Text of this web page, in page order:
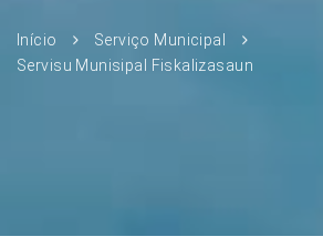
Início
Serviço Municipal
Servisu Munisipal Fiskalizasaun